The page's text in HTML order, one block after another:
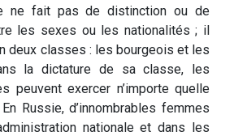
ne fait pas de distinction ou de
les sexes ou les nationalités ; il
deux classes : les bourgeois et les
la dictature de sa classe, les
peuvent exercer n’importe quelle
Russie, d’innombrables femmes
nationale et dans les